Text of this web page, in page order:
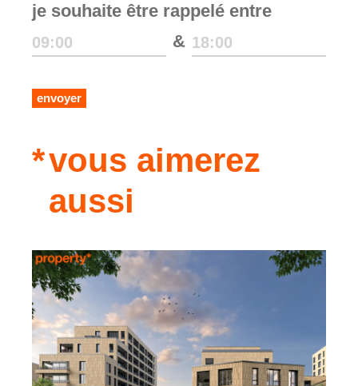
je souhaite être rappelé entre
&
envoyer
vous aimerez
aussi